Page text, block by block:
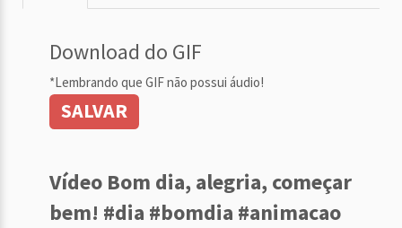
Download do GIF
*Lembrando que GIF não possui áudio!
SALVAR
Vídeo Bom dia, alegria, começar
bem! #dia #bomdia #animacao